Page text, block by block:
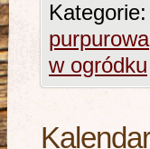
Kategorie:
purpurowa
w ogródku